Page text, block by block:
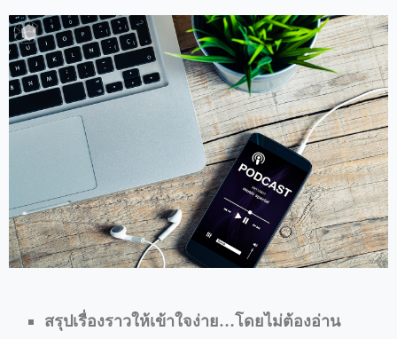
สรุปเรื่องราวให้เข้าใจง่าย…โดยไม่ต้องอ่าน